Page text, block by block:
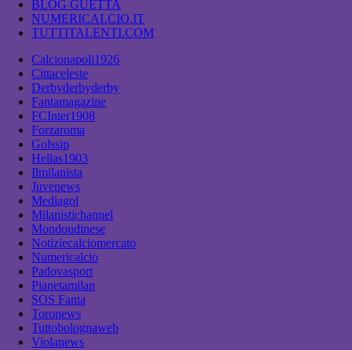
BLOG GUETTA
NUMERICALCIO.IT
TUTTITALENTI.COM
Calcionapoli1926
Cittaceleste
Derbyderbyderby
Fantamagazine
FCInter1908
Forzaroma
Golssip
Hellas1903
Ilmilanista
Juvenews
Mediagol
Milanistichannel
Mondoudinese
Notiziecalciomercato
Numericalcio
Padovasport
Pianetamilan
SOS Fanta
Toronews
Tuttobolognaweb
Violanews